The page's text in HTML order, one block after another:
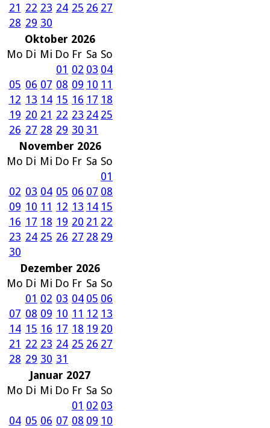
21 22 23 24 25 26 27
28 29 30
Oktober 2026
Mo Di Mi Do Fr Sa So
01 02 03 04
05 06 07 08 09 10 11
12 13 14 15 16 17 18
19 20 21 22 23 24 25
26 27 28 29 30 31
November 2026
Mo Di Mi Do Fr Sa So
01
02 03 04 05 06 07 08
09 10 11 12 13 14 15
16 17 18 19 20 21 22
23 24 25 26 27 28 29
30
Dezember 2026
Mo Di Mi Do Fr Sa So
01 02 03 04 05 06
07 08 09 10 11 12 13
14 15 16 17 18 19 20
21 22 23 24 25 26 27
28 29 30 31
Januar 2027
Mo Di Mi Do Fr Sa So
01 02 03
04 05 06 07 08 09 10